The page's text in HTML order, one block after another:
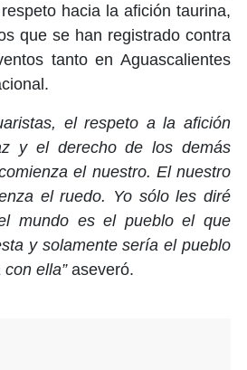
hacia la afición taurina,
que se han registrado contra
tanto en Aguascalientes
el respeto a la afición
y el derecho de los demás
el nuestro. El nuestro
el ruedo. Yo sólo les diré
mundo es el pueblo el que
y solamente sería el pueblo
ella” aseveró.